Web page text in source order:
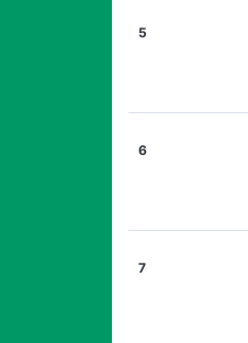
5
6
7